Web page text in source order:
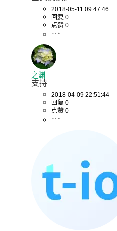
2018-05-11 09:47:46
回复 0
点赞 0
之渊
支持
2018-04-09 22:51:44
回复 0
点赞 0